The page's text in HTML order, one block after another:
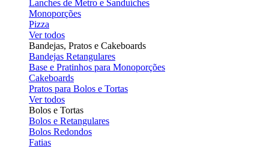
Lanches de Metro e Sanduíches
Monoporções
Pizza
Ver todos
Bandejas, Pratos e Cakeboards
Bandejas Retangulares
Base e Pratinhos para Monoporções
Cakeboards
Pratos para Bolos e Tortas
Ver todos
Bolos e Tortas
Bolos e Retangulares
Bolos Redondos
Fatias